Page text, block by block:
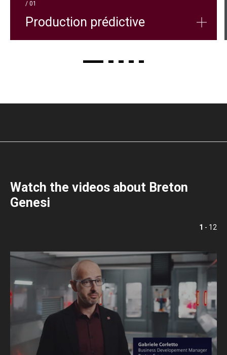
/ 01
Production prédictive
Watch the videos about Breton
Genesi
1 - 12